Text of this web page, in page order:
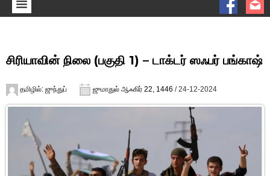
சிரியாவின் நிலை (பகுதி 1) – டாக்டர் ஸஃபர் பங்காஷ்
Author
தமிழில்: ஜுந்துப்
Posted
ஜுமாதுல் ஆஃகிர் 22, 1446 / 24-12-2024